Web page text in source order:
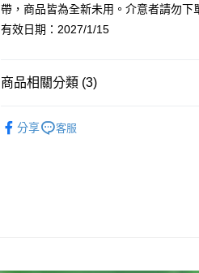
【注意事項】
１．透過由恩沛科技股份有限公司提供之「
２．關於個人資料處理事宜，請瀏覽以下網址
「AFTEE先享後付」，若未經同意申辦者引
帶，商品皆為全新未用。介意者請勿下
有效日期：2027/1/15
商品相關分類 (3)
分享 客服